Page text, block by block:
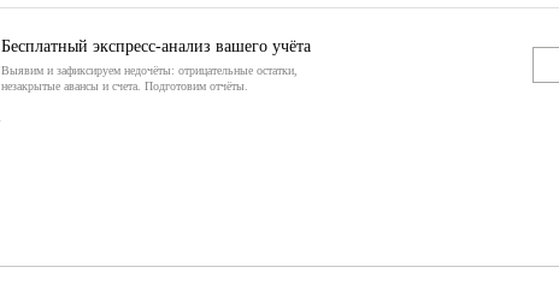
Бесплатный экспресс-анализ вашего учёта
Выявим и зафиксируем недочёты: отрицательные остатки,
незакрытые авансы и счета. Подготовим отчёты.